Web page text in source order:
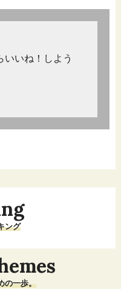
いいね！しよう
ング
の一歩。